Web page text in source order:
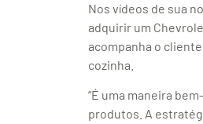
Nos vídeos de sua
adquirir um
acompanha o
cozinha.
“É uma maneira
produtos. A